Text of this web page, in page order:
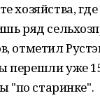
хозяйства,
ряд
отметил
перешли уже
"по старинке".